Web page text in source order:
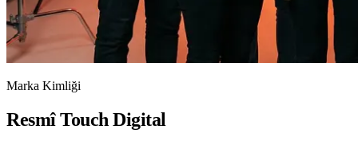
Marka Kimliği
Resmî Touch Digital